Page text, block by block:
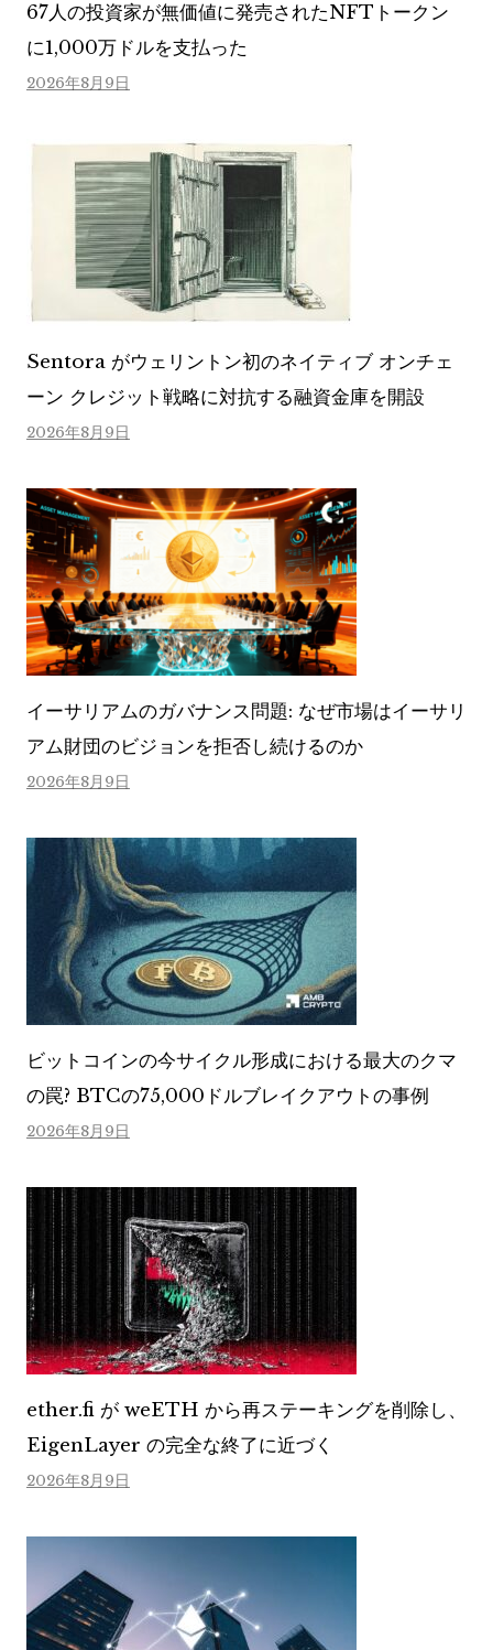
67人の投資家が無価値に発売されたNFTトークン
に1,000万ドルを支払った
2026年8月9日
Sentora がウェリントン初のネイティブ オンチェ
ーン クレジット戦略に対抗する融資金庫を開設
2026年8月9日
イーサリアムのガバナンス問題: なぜ市場はイーサリ
アム財団のビジョンを拒否し続けるのか
2026年8月9日
ビットコインの今サイクル形成における最大のクマ
の罠? BTCの75,000ドルブレイクアウトの事例
2026年8月9日
ether.fi が weETH から再ステーキングを削除し、
EigenLayer の完全な終了に近づく
2026年8月9日